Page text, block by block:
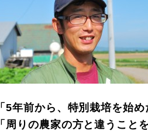
「5年前から、特別栽培を始
「周りの農家の方と違うこと